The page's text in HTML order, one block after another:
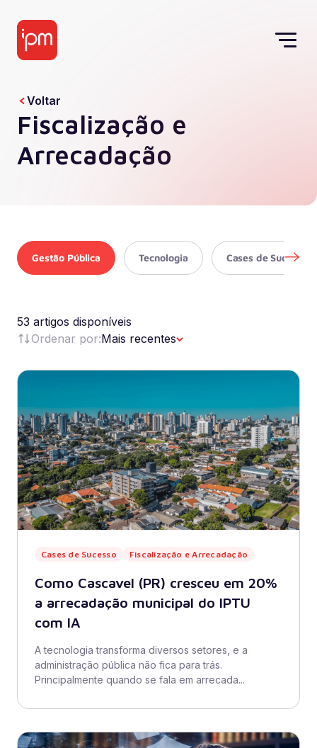
Fiscalização e
Arrecadação
Voltar
Gestão Pública Tecnologia Cases de Sucesso
53 artigos disponíveis
Ordenar por:Mais recentes
Cases de Sucesso Fiscalização e Arrecadação
Como Cascavel (PR) cresceu em 20%
a arrecadação municipal do IPTU
com IA
A tecnologia transforma diversos setores, e a
administração pública não fica para trás.
Principalmente quando se fala em arrecada...